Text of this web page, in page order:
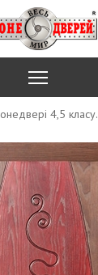
4,5 класу.